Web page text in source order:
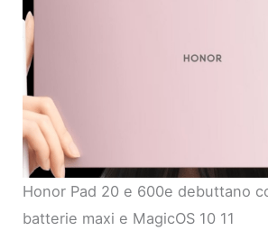
Honor Pad 20 e 600e debuttano
batterie maxi e MagicOS 10 11